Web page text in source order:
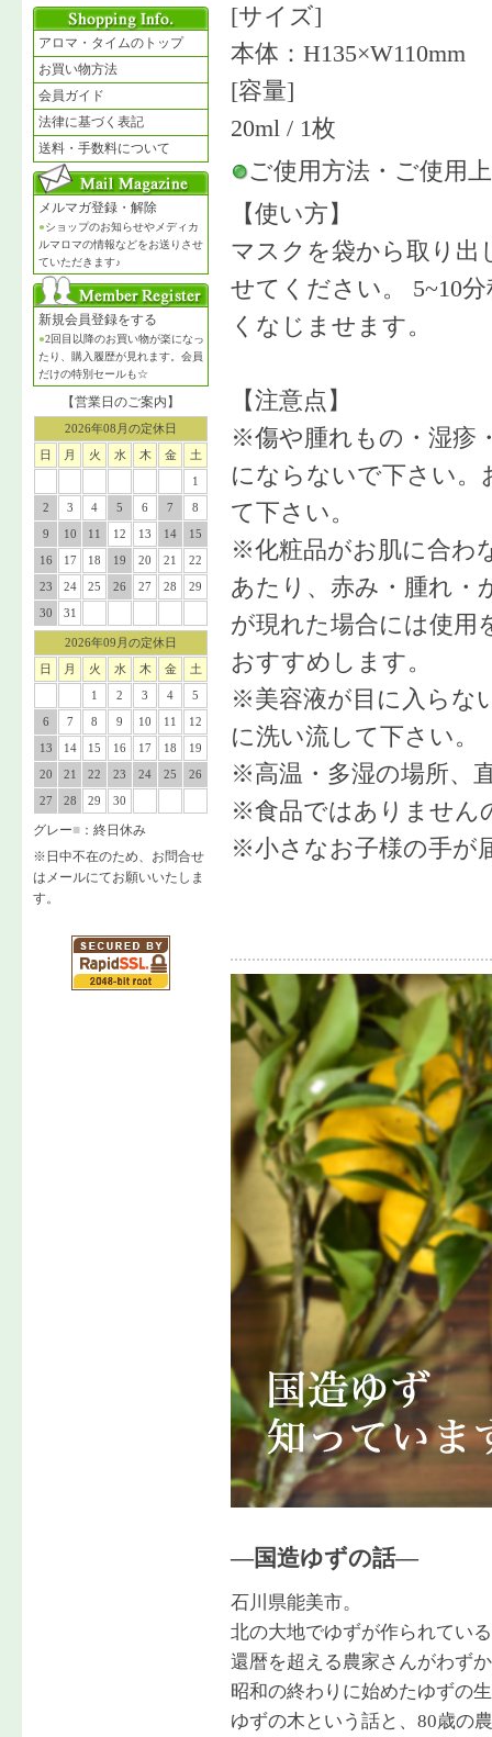
アロマ・タイムのトップ
お買い物方法
会員ガイド
法律に基づく表記
送料・手数料について
メルマガ登録・解除
●ショップのお知らせやメディカ
ルマロマの情報などをお送りさせ
ていただきます♪
新規会員登録をする
●2回目以降のお買い物が楽になっ
たり、購入履歴が見れます。会員
だけの特別セールも☆
【営業日のご案内】
2026年08月の定休日
日
月 火 水 木 金
土
1
2
3 4 5 6 7
8
9
10 11 12 13 14
15
16
17 18 19 20 21
22
23
24 25 26 27 28
29
30
31
2026年09月の定休日
日
月 火 水 木 金
土
1
2 3 4
5
6
7 8 9 10 11
12
13
14 15 16 17 18
19
20
21 22 23 24 25
26
27
28 29 30
グレー■ ：終日休み
※日中不在のため、お問合せ
はメールにてお願いいたしま
す。
[サイズ]
本体：H135×W110mm
[容量]
20ml / 1枚
ご使用方法・ご使用
【使い方】
マスクを袋から取り出
せてください。 5~10
くなじませます。
【注意点】
※傷や腫れもの・湿疹
にならないで下さい。
て下さい。
※化粧品がお肌に合わ
あたり、赤み・腫れ・
が現れた場合には使用
おすすめします。
※美容液が目に入らな
に洗い流して下さい。
※高温・多湿の場所、
※食品ではありません
※小さなお子様の手が
―国造ゆずの話―
石川県能美市。
北の大地でゆずが作られてい
還暦を超える農家さんがわず
昭和の終わりに始めたゆずの
ゆずの木という話と、80歳の